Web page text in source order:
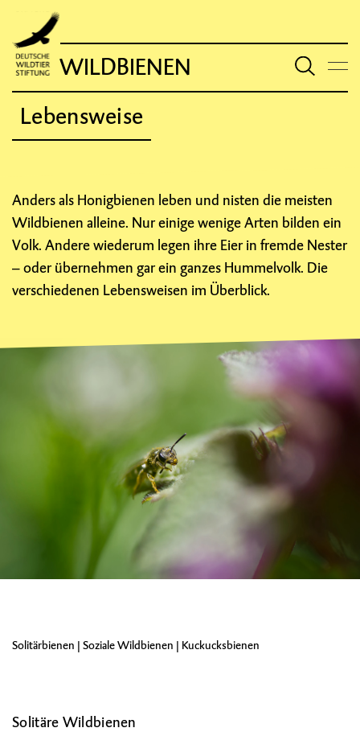
WILDBIENEN
Lebensweise
Anders als Honigbienen leben und nisten die meisten
Wildbienen alleine. Nur einige wenige Arten bilden ein
Volk. Andere wiederum legen ihre Eier in fremde Nester
– oder übernehmen gar ein ganzes Hummelvolk. Die
verschiedenen Lebensweisen im Überblick.
Solitärbienen | Soziale Wildbienen | Kuckucksbienen
Solitäre Wildbienen